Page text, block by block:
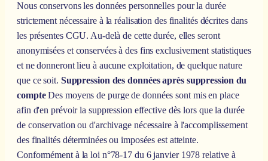
Nous conservons les données personnelles pour la durée
strictement nécessaire à la réalisation des finalités décrites dans
les présentes CGU. Au-delà de cette durée, elles seront
anonymisées et conservées à des fins exclusivement statistiques
et ne donneront lieu à aucune exploitation, de quelque nature
que ce soit. Suppression des données après suppression du
compteDes moyens de purge de données sont mis en place
afin d'en prévoir la suppression effective dès lors que la durée
de conservation ou d'archivage nécessaire à l'accomplissement
des finalités déterminées ou imposées est atteinte.
Conformément à la loi n°78-17 du 6 janvier 1978 relative à